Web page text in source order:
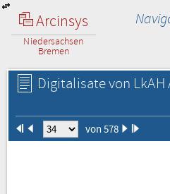
Arcinsys
Niedersachsen
Bremen
Digitalisate von LkAH
von 578